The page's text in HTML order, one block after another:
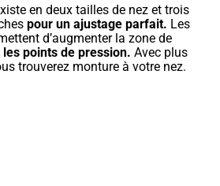
en deux tailles de nez et trois
pour un ajustage parfait. Les
d’augmenter la zone de
points de pression. Avec plus
trouverez monture à votre nez.